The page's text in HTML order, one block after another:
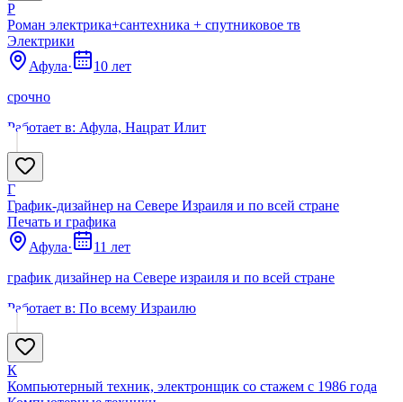
Р
Роман электрика+сантехника + спутниковое тв
Электрики
Афула·
10 лет
срочно
Работает в: Афула, Нацрат Илит
Г
График-дизайнер на Севере Израиля и по всей стране
Печать и графика
Афула·
11 лет
график дизайнер на Севере израиля и по всей стране
Работает в: По всему Израилю
К
Компьютерный техник, электронщик со стажем с 1986 года